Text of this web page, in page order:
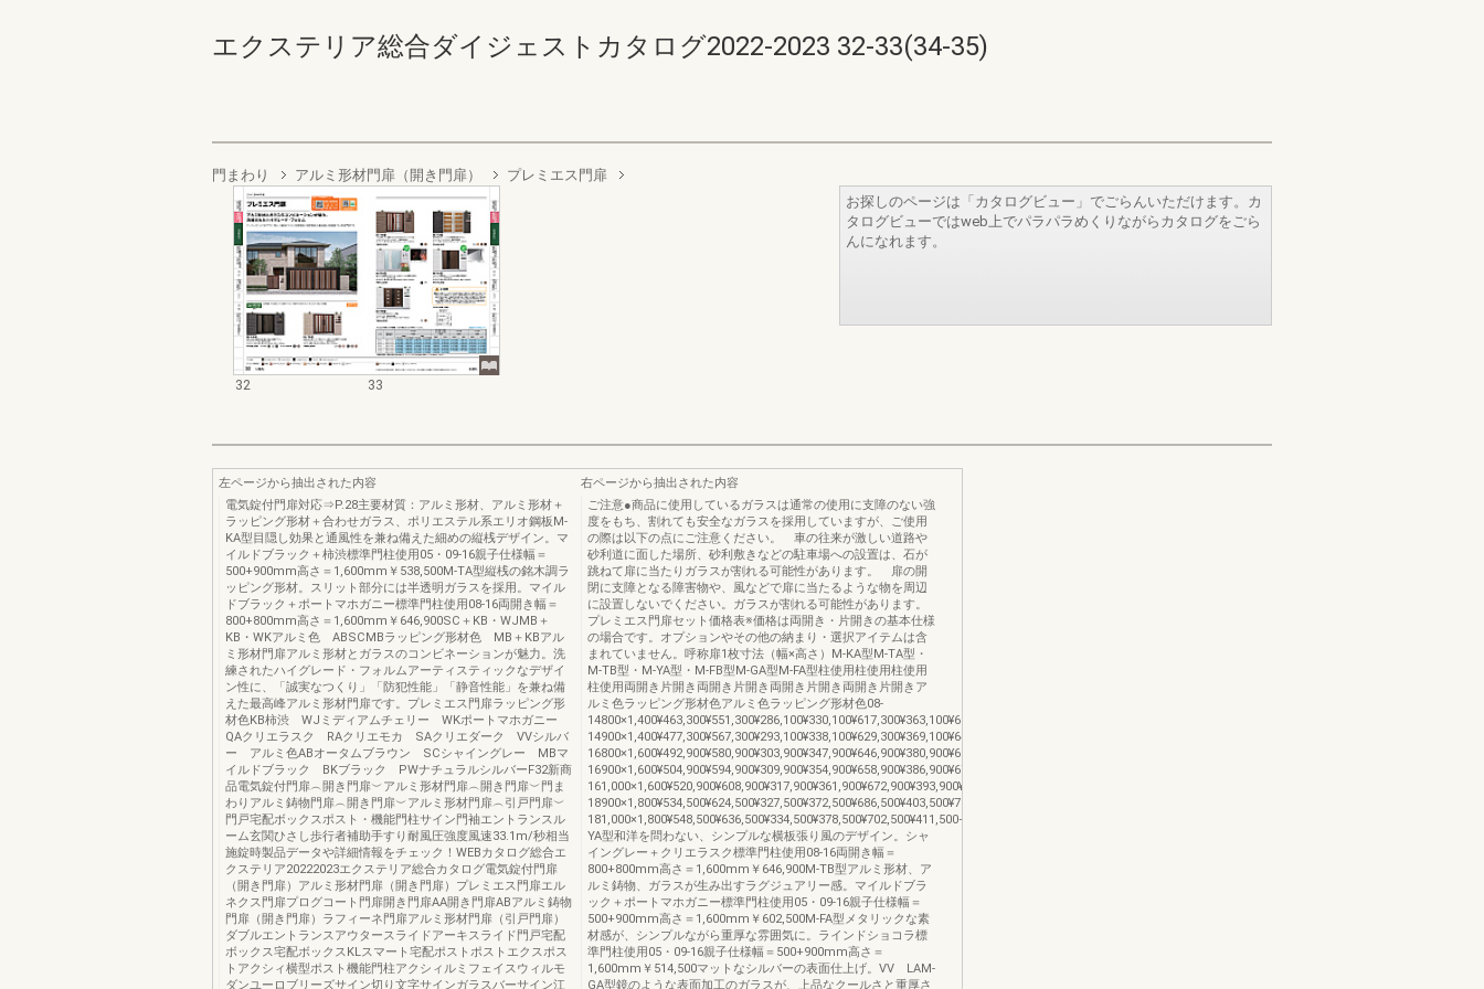
エクステリア総合ダイジェストカタログ2022-2023 32-33(34-35)
門まわり アルミ形材門扉（開き門扉） プレミエス門扉
32 33
お探しのページは「カタログビュー」でごらんいただけます。カ
タログビューではweb上でパラパラめくりながらカタログをごら
んになれます。
左ページから抽出された内容
電気錠付門扉対応⇒P.28主要材質：アルミ形材、アルミ形材＋
ラッピング形材＋合わせガラス、ポリエステル系エリオ鋼板M-
KA型目隠し効果と通風性を兼ね備えた細めの縦桟デザイン。マ
イルドブラック＋柿渋標準門柱使用05・09-16親子仕様幅＝
500+900mm高さ＝1,600mm￥538,500M-TA型縦桟の銘木調ラ
ッピング形材。スリット部分には半透明ガラスを採用。マイル
ドブラック＋ポートマホガニー標準門柱使用08-16両開き幅＝
800+800mm高さ＝1,600mm￥646,900SC＋KB・WJMB＋
KB・WKアルミ色 ABSCMBラッピング形材色 MB＋KBアル
ミ形材門扉アルミ形材とガラスのコンビネーションが魅力。洗
練されたハイグレード・フォルムアーティスティックなデザイ
ン性に、「誠実なつくり」「防犯性能」「静音性能」を兼ね備
えた最高峰アルミ形材門扉です。プレミエス門扉ラッピング形
材色KB柿渋 WJミディアムチェリー WKポートマホガニー
QAクリエラスク RAクリエモカ SAクリエダーク VVシルバ
ー アルミ色ABオータムブラウン SCシャイングレー MBマ
イルドブラック BKブラック PWナチュラルシルバーF32新商
品電気錠付門扉︵開き門扉︶アルミ形材門扉︵開き門扉︶門ま
わりアルミ鋳物門扉︵開き門扉︶アルミ形材門扉︵引戸門扉︶
門戸宅配ボックスポスト・機能門柱サイン門袖エントランスル
ーム玄関ひさし歩行者補助手すり耐風圧強度風速33.1m/秒相当
施錠時製品データや詳細情報をチェック！WEBカタログ総合エ
クステリア20222023エクステリア総合カタログ電気錠付門扉
（開き門扉）アルミ形材門扉（開き門扉）プレミエス門扉エル
ネクス門扉プログコート門扉開き門扉AA開き門扉ABアルミ鋳物
門扉（開き門扉）ラフィーネ門扉アルミ形材門扉（引戸門扉）
ダブルエントランスアウタースライドアーキスライド門戸宅配
ボックス宅配ボックスKLスマート宅配ポストポストエクスポス
トアクシィ横型ポスト機能門柱アクシィルミフェイスウィルモ
ダンユーロブリーズサイン切り文字サインガラスバーサイン江
右ページから抽出された内容
ご注意●商品に使用しているガラスは通常の使用に支障のない強
度をもち、割れても安全なガラスを採用していますが、ご使用
の際は以下の点にご注意ください。 車の往来が激しい道路や
砂利道に面した場所、砂利敷きなどの駐車場への設置は、石が
跳ねて扉に当たりガラスが割れる可能性があります。 扉の開
閉に支障となる障害物や、風などで扉に当たるような物を周辺
に設置しないでください。ガラスが割れる可能性があります。
プレミエス門扉セット価格表※価格は両開き・片開きの基本仕様
の場合です。オプションやその他の納まり・選択アイテムは含
まれていません。呼称扉1枚寸法（幅×高さ）M-KA型M-TA型・
M-TB型・M-YA型・M-FB型M-GA型M-FA型柱使用柱使用柱使用
柱使用両開き片開き両開き片開き両開き片開き両開き片開きア
ルミ色ラッピング形材色アルミ色ラッピング形材色08-
14800×1,400¥463,300¥551,300¥286,100¥330,100¥617,300¥363,100¥629,300¥369,100¥527,300¥318,10009-
14900×1,400¥477,300¥567,300¥293,100¥338,100¥629,300¥369,100¥643,300¥376,100¥541,300¥325,10008-
16800×1,600¥492,900¥580,900¥303,900¥347,900¥646,900¥380,900¥658,900¥386,900¥554,900¥334,90009-
16900×1,600¥504,900¥594,900¥309,900¥354,900¥658,900¥386,900¥672,900¥393,900¥570,900¥342,90010-
161,000×1,600¥520,900¥608,900¥317,900¥361,900¥672,900¥393,900¥682,900¥398,900¥580,900¥347,90009-
18900×1,800¥534,500¥624,500¥327,500¥372,500¥686,500¥403,500¥702,500¥411,500¥598,500¥359,50010-
181,000×1,800¥548,500¥636,500¥334,500¥378,500¥702,500¥411,500――¥612,500¥366,500M-
YA型和洋を問わない、シンプルな横板張り風のデザイン。シャ
イングレー＋クリエラスク標準門柱使用08-16両開き幅＝
800+800mm高さ＝1,600mm￥646,900M-TB型アルミ形材、ア
ルミ鋳物、ガラスが生み出すラグジュアリー感。マイルドブラ
ック＋ポートマホガニー標準門柱使用05・09-16親子仕様幅＝
500+900mm高さ＝1,600mm￥602,500M-FA型メタリックな素
材感が、シンプルながら重厚な雰囲気に。ラインドショコラ標
準門柱使用05・09-16親子仕様幅＝500+900mm高さ＝
1,600mm￥514,500マットなシルバーの表面仕上げ。VV LAM-
GA型鏡のような表面加工のガラスが、上品なクールさと重厚さ